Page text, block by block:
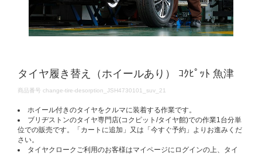
タイヤ履き替え（ホイールあり） ｺｸﾋﾟｯﾄ 魚津
DETAILS
商品番号 change-tire-desorption_JSH4730101_suv_21
ホイール付きのタイヤをクルマに装着する作業です。
ブリヂストンのタイヤ専門店(コクピット/タイヤ館)での作業1台分単
位での販売です。「カートに追加」又は「今すぐ予約」よりお進みくだ
さい。
タイヤクロークご利用のお客様はマイページにログインの上、タイ